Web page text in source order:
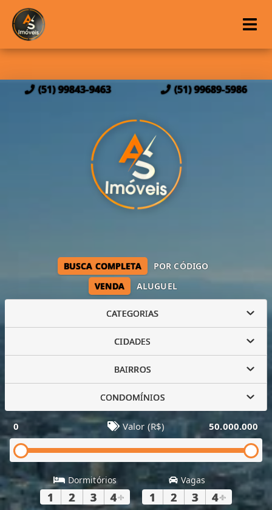
(51) 99843-9463 (51) 99689-5986
VENDA ALUGUEL
BUSCA COMPLETA POR CÓDIGO
CATEGORIAS
CIDADES
BAIRROS
CONDOMÍNIOS
0 Valor (R$) 50.000.000
Dormitórios
1 2 3 4+
Vagas
1 2 3 4+